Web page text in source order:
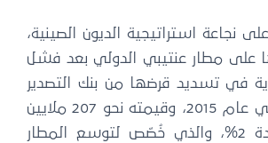
نجاعة استراتيجية الديون الصينية،
على مطار عنتيبي الدولي بعد فشل
في تسديد قرضها من بنك التصدير
والاستيراد الصيني عام 2015، وقيمته نحو 207 ملايين
دولار بنسبة فائدة 2%، والذي خُصّص لتوسع المطار